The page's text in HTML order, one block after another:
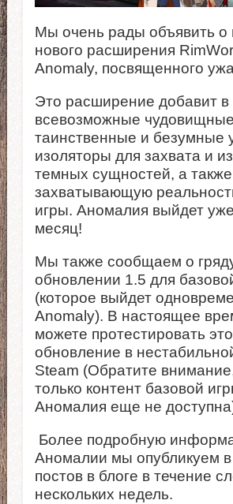
Мы очень рады объявить о
нового расширения
Anomaly, посвященного
Это расширение добавит в
всевозможные
таинственные и безумные
изоляторы для захвата и
темных сущностей, а
захватывающую
игры. Аномалия выйдет
месяц!
Мы также сообщаем о
обновлении 1.5 для
(которое выйдет
Anomaly). В настоящее
можете протестировать это
обновление в
Steam (Обратите
только контент базовой
Аномалия еще не
Более подробную
Аномалии мы опубликуем
постов в блоге в течение
нескольких недель.